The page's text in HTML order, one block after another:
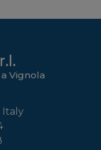
Vignola
Italy